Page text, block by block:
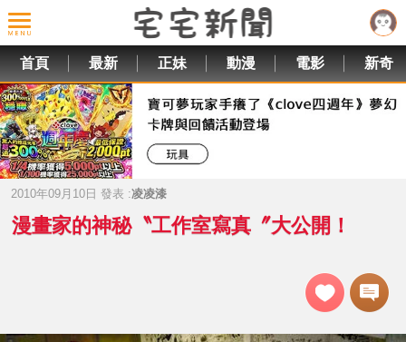
首頁 最新 正妹 動漫 電影 新奇
2010年09月10日 發表 :凌凌漆
漫畫家的神秘〝工作室寫真〞大公開！